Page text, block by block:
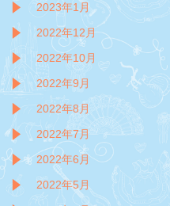
2023年1月
2022年12月
2022年10月
2022年9月
2022年8月
2022年7月
2022年6月
2022年5月